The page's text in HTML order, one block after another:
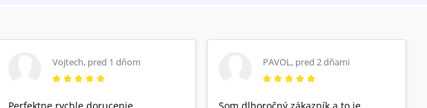
Vojtech, pred 1 dňom PAVOL, pred 2 dňami